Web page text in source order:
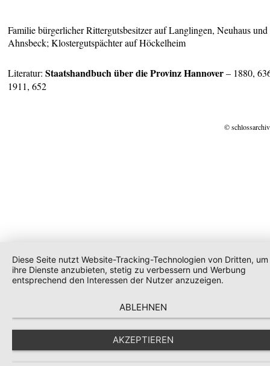
Familie bürgerlicher Rittergutsbesitzer auf Langlingen, Neuhaus und
Ahnsbeck; Klostergutspächter auf Höckelheim
Literatur:Staatshandbuch über die Provinz Hannover– 1880,
1911, 652
©
Diese Seite nutzt Website-Tracking-Technologien von Dritten, um
ihre Dienste anzubieten, stetig zu verbessern und Werbung
entsprechend den Interessen der Nutzer anzuzeigen.
ABLEHNEN
AKZEPTIEREN